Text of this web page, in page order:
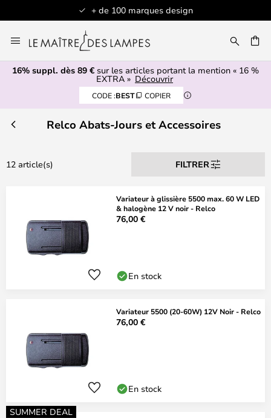
+ de 100 marques design
au
contenu
16% suppl. dès 89 € sur les articles portant la mention « 16 %
EXTRA » Découvrir
CODE :BEST COPIER
Relco Abats-Jours et Accessoires
12 article(s) FILTRER
Variateur à glissière 5500 max. 60 W LED
& halogène 12 V noir - Relco
76,00 €
En stock
Variateur 5500 (20-60W) 12V Noir - Relco
76,00 €
En stock
SUMMER DEAL